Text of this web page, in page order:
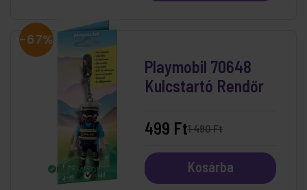
-67%
RAKTÁRON
Playmobil 70648
Kulcstartó Rendőr
1 490 Ft
499 Ft
Kosárba